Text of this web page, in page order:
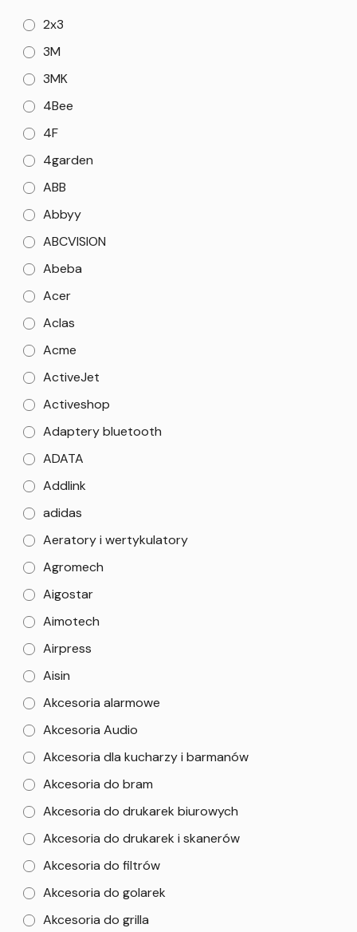
2x3
3M
3MK
4Bee
4F
4garden
ABB
Abbyy
ABCVISION
Abeba
Acer
Aclas
Acme
ActiveJet
Activeshop
Adaptery bluetooth
ADATA
Addlink
adidas
Aeratory i wertykulatory
Agromech
Aigostar
Aimotech
Airpress
Aisin
Akcesoria alarmowe
Akcesoria Audio
Akcesoria dla kucharzy i barmanów
Akcesoria do bram
Akcesoria do drukarek biurowych
Akcesoria do drukarek i skanerów
Akcesoria do filtrów
Akcesoria do golarek
Akcesoria do grilla